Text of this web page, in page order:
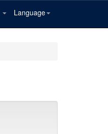
Language